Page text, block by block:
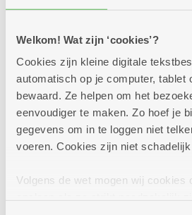
Welkom! Wat zijn ‘cookies’?
Cookies zijn kleine digitale
automatisch op je computer, tablet
bewaard. Ze helpen om het
eenvoudiger te maken. Zo hoef je
gegevens om in te loggen niet
voeren. Cookies zijn niet
Volgens de wet mogen wij cookies
Een premie of
financiële
Voor jouw verplaatsingen met